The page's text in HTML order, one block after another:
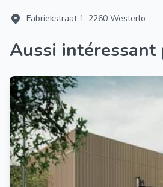
Fabriekstraat 1, 2260 Westerlo
Aussi